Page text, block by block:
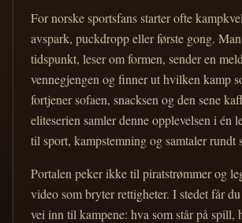
For norske sportsfans starter ofte
avspark, puckdropp eller første gong.
tidspunkt, leser om formen, sender en
vennegjengen og finner ut hvilken kamp
fortjener sofaen, snacksen og den sene
eliteserien samler denne opplevelsen i én
til sport, kampstemning og samtaler rundt
Portalen peker ikke til piratstrømmer og
video som bryter rettigheter. I stedet får
vei inn til kampene: hva som står på spill,